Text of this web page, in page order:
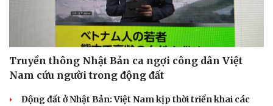
Truyền thông Nhật Bản ca ngợi công dân Việt
Nam cứu người trong động đất
Động đất ở Nhật Bản: Việt Nam kịp thời triển khai các